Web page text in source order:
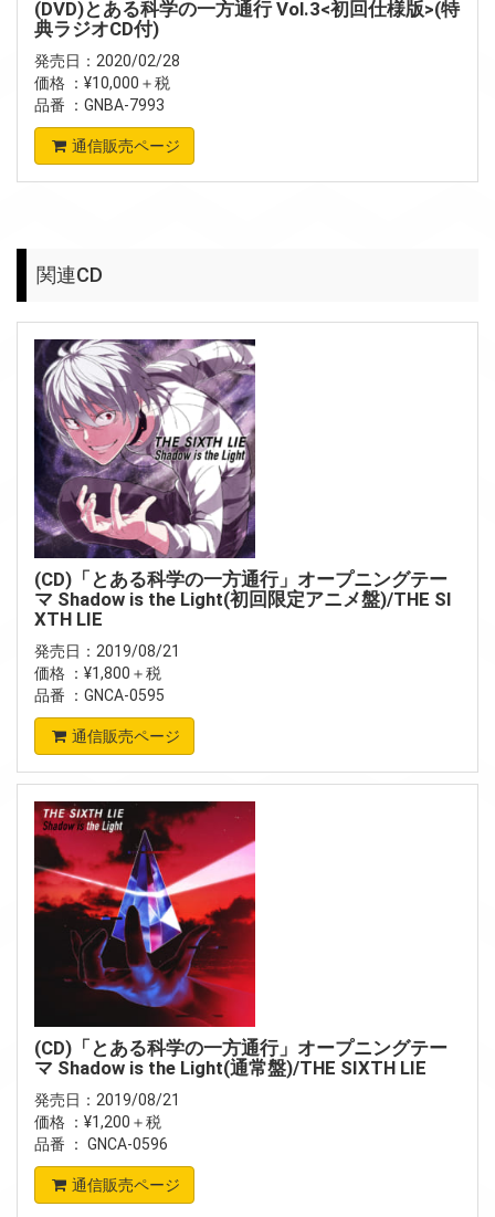
(DVD)とある科学の一方通行 Vol.3<初回仕様版>(特
典ラジオCD付)
発売日：2020/02/28
価格 ：¥10,000＋税
品番 ：GNBA-7993
通信販売ページ
関連CD
(CD)「とある科学の一方通行」オープニングテー
マ Shadow is the Light(初回限定アニメ盤)/THE SI
XTH LIE
発売日：2019/08/21
価格 ：¥1,800＋税
品番 ：GNCA-0595
通信販売ページ
(CD)「とある科学の一方通行」オープニングテー
マ Shadow is the Light(通常盤)/THE SIXTH LIE
発売日：2019/08/21
価格 ：¥1,200＋税
品番 ： GNCA-0596
通信販売ページ